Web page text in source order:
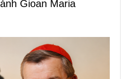
Gioan Maria